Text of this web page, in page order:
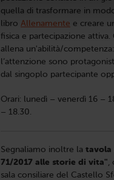
quella di trasformare in
libro Allenamente e creare
fisica e partecipazione attiva.
allena un'abilità/
l’attenzione sono
dal singoplo partecipante
Orari: lunedì – venerdì 16 –
– 18.30.
Segnaliamo inoltre la tavola
71/2017 alle storie di vita",
sala consiliare del Castello